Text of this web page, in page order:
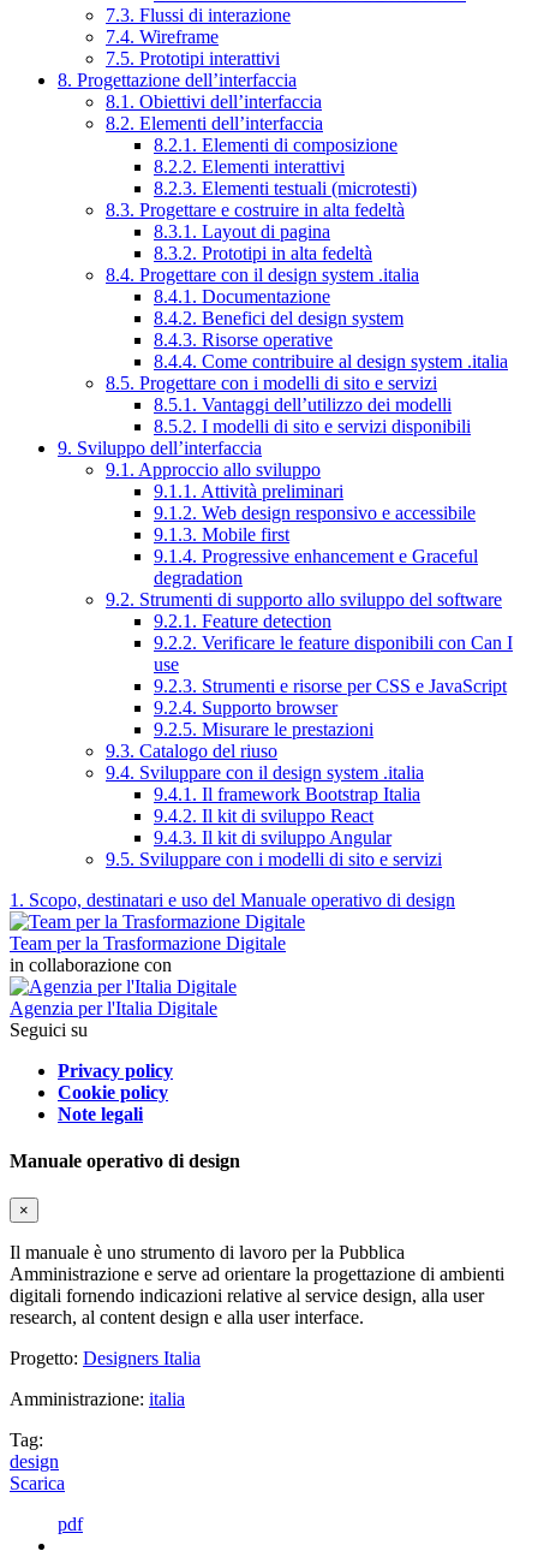
7.3. Flussi di interazione
7.4. Wireframe
7.5. Prototipi interattivi
8. Progettazione dell’interfaccia
8.1. Obiettivi dell’interfaccia
8.2. Elementi dell’interfaccia
8.2.1. Elementi di composizione
8.2.2. Elementi interattivi
8.2.3. Elementi testuali (microtesti)
8.3. Progettare e costruire in alta fedeltà
8.3.1. Layout di pagina
8.3.2. Prototipi in alta fedeltà
8.4. Progettare con il design system .italia
8.4.1. Documentazione
8.4.2. Benefici del design system
8.4.3. Risorse operative
8.4.4. Come contribuire al design system .italia
8.5. Progettare con i modelli di sito e servizi
8.5.1. Vantaggi dell’utilizzo dei modelli
8.5.2. I modelli di sito e servizi disponibili
9. Sviluppo dell’interfaccia
9.1. Approccio allo sviluppo
9.1.1. Attività preliminari
9.1.2. Web design responsivo e accessibile
9.1.3. Mobile first
9.1.4. Progressive enhancement e Graceful
degradation
9.2. Strumenti di supporto allo sviluppo del software
9.2.1. Feature detection
9.2.2. Verificare le feature disponibili con Can I
use
9.2.3. Strumenti e risorse per CSS e JavaScript
9.2.4. Supporto browser
9.2.5. Misurare le prestazioni
9.3. Catalogo del riuso
9.4. Sviluppare con il design system .italia
9.4.1. Il framework Bootstrap Italia
9.4.2. Il kit di sviluppo React
9.4.3. Il kit di sviluppo Angular
9.5. Sviluppare con i modelli di sito e servizi
1. Scopo, destinatari e uso del Manuale operativo di design
Team per la Trasformazione Digitale
in collaborazione con
Agenzia per l'Italia Digitale
Seguici su
Privacy policy
Cookie policy
Note legali
Manuale operativo di design
×
Il manuale è uno strumento di lavoro per la Pubblica
Amministrazione e serve ad orientare la progettazione di ambienti
digitali fornendo indicazioni relative al service design, alla user
research, al content design e alla user interface.
Progetto: Designers Italia
Amministrazione: italia
Tag:
design
Scarica
pdf